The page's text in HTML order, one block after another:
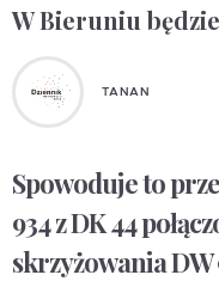
W Bieruniu
TANAN
Spowoduje to
934 z DK 44
skrzyżowania DW